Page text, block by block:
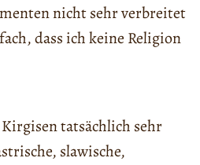
nicht sehr verbreitet
dass ich keine Religion
tatsächlich sehr
slawische,